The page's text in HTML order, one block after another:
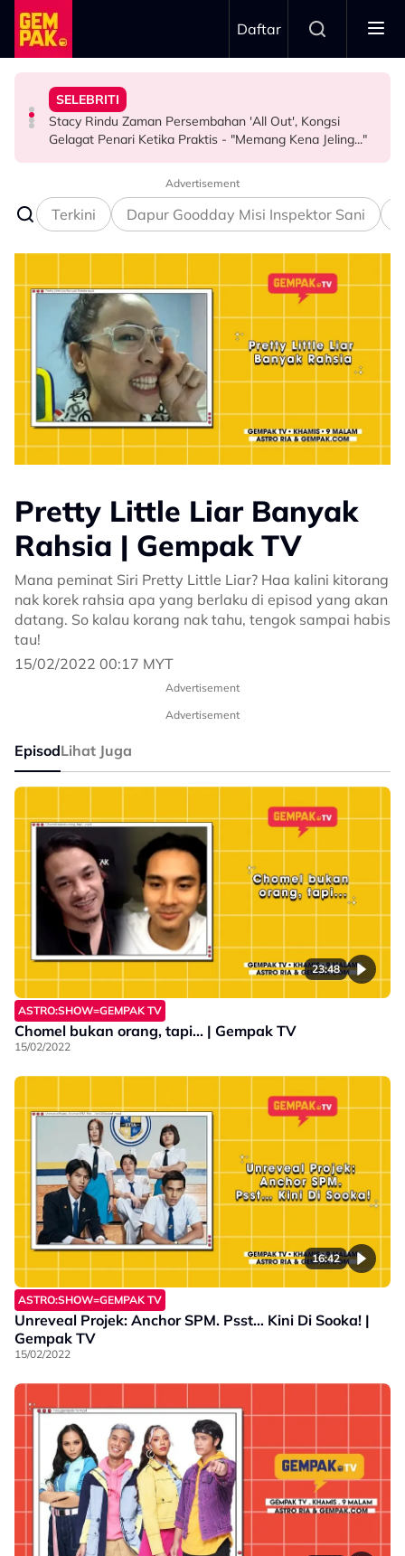
Skip to main content
Daftar
HIBURAN
Pengarah Muzik, Komposer Sze Wan Meninggal Dunia,
Misha Omar: “Gone Too Soon”
SELEBRITI
Stacy Rindu Zaman Persembahan 'All Out', Kongsi
Gelagat Penari Ketika Praktis - "Memang Kena Jeling..."
SELEBRITI
Bukan Penyanyi Ego, Adzrin Adzhar 'Back-Up' Awie -
"Ini Namanya Penyanyi Yang..."
HIBURAN
Intan Najuwa Timang Anak Perempuan Kedua, Beri
Nama…
Advertisement
Terkini Dapur Goodday Misi Inspektor Sani
Pretty Little Liar Banyak
Rahsia | Gempak TV
Mana peminat Siri Pretty Little Liar? Haa kalini kitorang
nak korek rahsia apa yang berlaku di episod yang akan
datang. So kalau korang nak tahu, tengok sampai habis
tau!
15/02/2022 00:17 MYT
Advertisement
Advertisement
EpisodLihat Juga
23:48
ASTRO:SHOW=GEMPAK TV
Chomel bukan orang, tapi... | Gempak TV
15/02/2022
16:42
ASTRO:SHOW=GEMPAK TV
Unreveal Projek: Anchor SPM. Psst… Kini Di Sooka! |
Gempak TV
15/02/2022